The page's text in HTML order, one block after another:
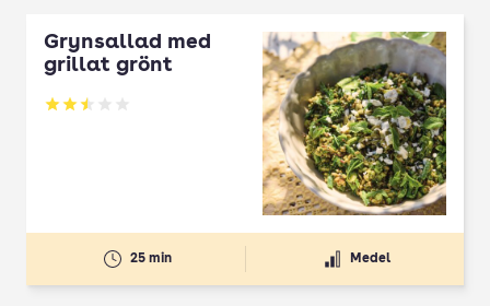
Grynsallad med
grillat grönt
Betyg: 2.5 av 5
25 min Medel